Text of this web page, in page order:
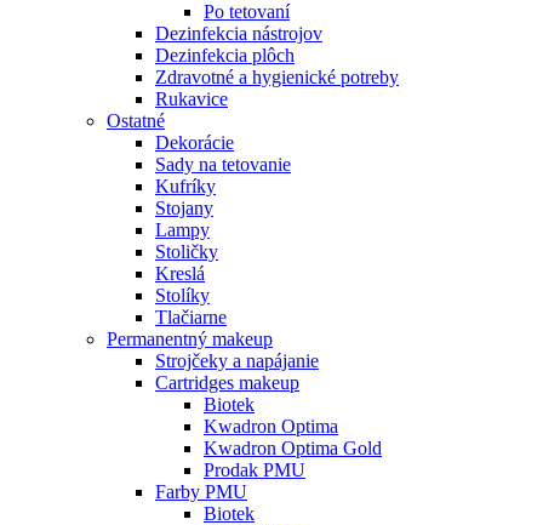
Po tetovaní
Dezinfekcia nástrojov
Dezinfekcia plôch
Zdravotné a hygienické potreby
Rukavice
Ostatné
Dekorácie
Sady na tetovanie
Kufríky
Stojany
Lampy
Stoličky
Kreslá
Stolíky
Tlačiarne
Permanentný makeup
Strojčeky a napájanie
Cartridges makeup
Biotek
Kwadron Optima
Kwadron Optima Gold
Prodak PMU
Farby PMU
Biotek